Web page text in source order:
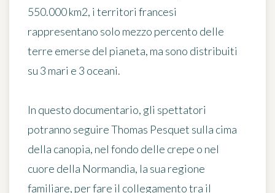
550.000 km2, i territori francesi
rappresentano solo mezzo percento delle
terre emerse del pianeta, ma sono distribuiti
su 3 mari e 3 oceani.
In questo documentario, gli spettatori
potranno seguire Thomas Pesquet sulla cima
della canopia, nel fondo delle crepe o nel
cuore della Normandia, la sua regione
familiare, per fare il collegamento tra il